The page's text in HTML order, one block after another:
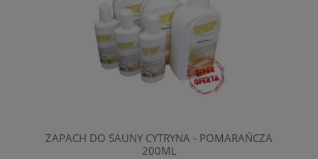
ZAPACH DO SAUNY CYTRYNA - POMARAŃCZA
200ML